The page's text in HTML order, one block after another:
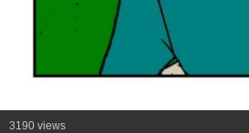
3190 views